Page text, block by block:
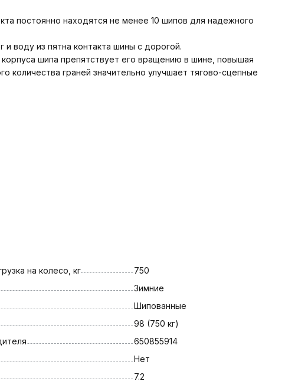
постоянно находятся не менее 10 шипов для надежного
воду из пятна контакта шины с дорогой.
шипа препятствует его вращению в шине, повышая
количества граней значительно улучшает тягово-сцепные
на колесо, кг
750
Зимние
Шипованные
98 (750 кг)
650855914
Нет
7.2